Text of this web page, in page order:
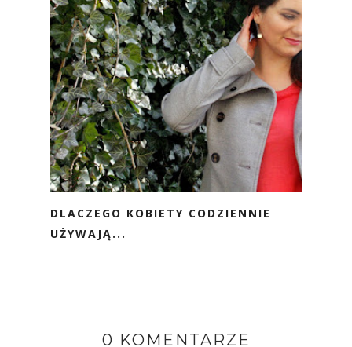
DLACZEGO KOBIETY CODZIENNIE
UŻYWAJĄ...
0 KOMENTARZE